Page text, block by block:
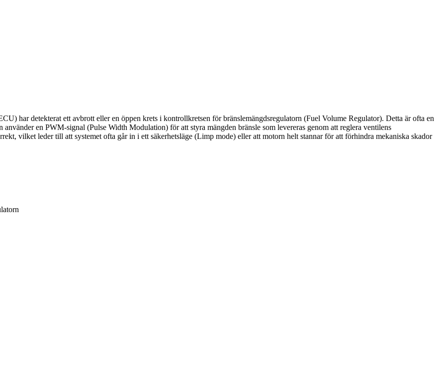
har detekterat ett avbrott eller en öppen krets i kontrollkretsen för bränslemängdsregulatorn (Fuel Volume Regulator). Detta är ofta en
en PWM-signal (Pulse Width Modulation) för att styra mängden bränsle som levereras genom att reglera ventilens
vilket leder till att systemet ofta går in i ett säkerhetsläge (Limp mode) eller att motorn helt stannar för att förhindra mekaniska skador